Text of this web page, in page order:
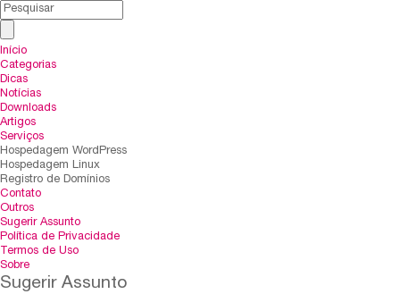
Início
Categorias
Dicas
Notícias
Downloads
Artigos
Serviços
Hospedagem WordPress
Hospedagem Linux
Registro de Domínios
Contato
Outros
Sugerir Assunto
Política de Privacidade
Termos de Uso
Sobre
Sugerir Assunto